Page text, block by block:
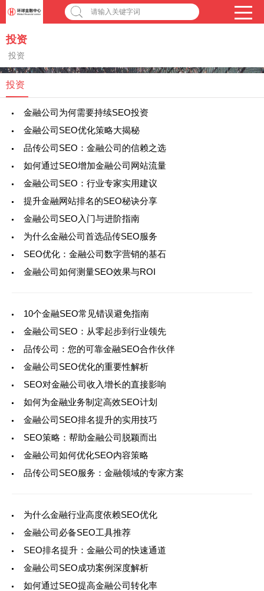
请输入关键字词
投资
投资
投资
金融公司为何需要持续SEO投资
金融公司SEO优化策略大揭秘
品传公司SEO：金融公司的信赖之选
如何通过SEO增加金融公司网站流量
金融公司SEO：行业专家实用建议
提升金融网站排名的SEO秘诀分享
金融公司SEO入门与进阶指南
为什么金融公司首选品传SEO服务
SEO优化：金融公司数字营销的基石
金融公司如何测量SEO效果与ROI
10个金融SEO常见错误避免指南
金融公司SEO：从零起步到行业领先
品传公司：您的可靠金融SEO合作伙伴
金融公司SEO优化的重要性解析
SEO对金融公司收入增长的直接影响
如何为金融业务制定高效SEO计划
金融公司SEO排名提升的实用技巧
SEO策略：帮助金融公司脱颖而出
金融公司如何优化SEO内容策略
品传公司SEO服务：金融领域的专家方案
为什么金融行业高度依赖SEO优化
金融公司必备SEO工具推荐
SEO排名提升：金融公司的快速通道
金融公司SEO成功案例深度解析
如何通过SEO提高金融公司转化率